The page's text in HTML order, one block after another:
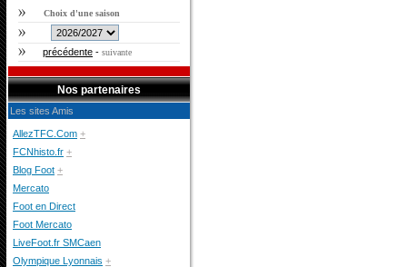
Choix d'une saison
précédente - suivante
Nos partenaires
Les sites Amis
AllezTFC.Com +
FCNhisto.fr +
Blog Foot +
Mercato
Foot en Direct
Foot Mercato
LiveFoot.fr SMCaen
Olympique Lyonnais +